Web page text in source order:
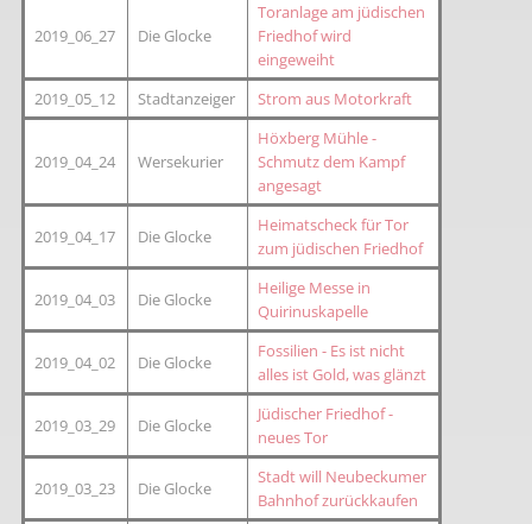
2019_06_27 Die Glocke
Toranlage am jüdischen
Friedhof wird
eingeweiht
2019_05_12
Stadtanzeiger Strom aus Motorkraft
2019_04_24 Wersekurier
Höxberg Mühle -
Schmutz dem Kampf
angesagt
2019_04_17 Die Glocke
Heimatscheck für Tor
zum jüdischen Friedhof
2019_04_03 Die Glocke
Heilige Messe in
Quirinuskapelle
2019_04_02 Die Glocke
Fossilien - Es ist nicht
alles ist Gold, was glänzt
2019_03_29 Die Glocke
Jüdischer Friedhof -
neues Tor
2019_03_23 Die Glocke
Stadt will Neubeckumer
Bahnhof zurückkaufen